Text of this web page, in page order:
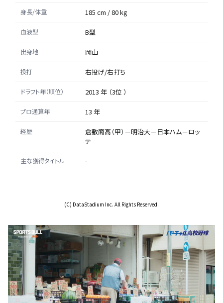
身長/体重 185 cm / 80 kg
血液型 B型
出身地 岡山
投打 右投げ/右打ち
ドラフト年（順位） 2013 年 （3位 ）
プロ通算年 13 年
経歴
倉敷商高（甲）－明治大－日本ハム－ロッ
テ
主な獲得タイトル -
(C) DataStadium Inc. All Rights Reserved.